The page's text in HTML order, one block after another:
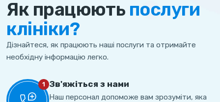
Як працюють послуги
клініки?
Дізнайтеся, як працюють наші послуги та отримайте
необхідну інформацію легко.
1 Зв'яжіться з нами
Наш персонал допоможе вам зрозуміти, яка